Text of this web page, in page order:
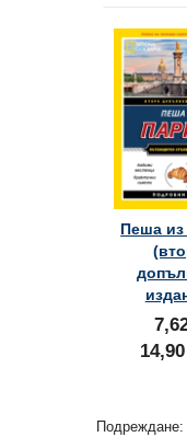
Пеша
Подреждане: